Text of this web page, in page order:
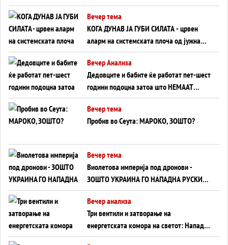
Вечер тема
КОГА ДУНАВ ЈА ГУБИ СИЛАТА - црвен
аларм на системската плоча од јужна
Германија до Црното Море...
Вечер Анализа
Дедовците и бабите ќе работат пет-шест
години подоцна затоа што НЕМААТ
ВНУЦИ ДА ГИ ЗАМЕНАТ
Вечер тема
Пробив во Сеута: МАРОКО, ЗОШТО?
Вечер тема
Виолетова империја под дронови -
ЗОШТО УКРАИНА ГО НАПАДНА РУСКИОТ
WILDBERRIES
Вечер анализа
Три вентили и затворање на
енергетската комора на светот: Нападот
во Суец најавува глобален енергетски